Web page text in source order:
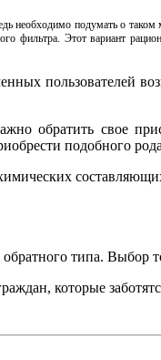
необходимо подумать о
фильтра. Этот вариант
пользователей
обратить свое
подобного
типа. Выбор
которые